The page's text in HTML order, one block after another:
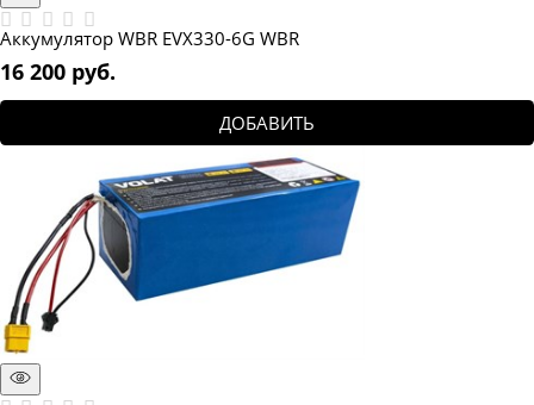
Аккумулятор WBR EVX330-6G WBR
16 200 руб.
ДОБАВИТЬ